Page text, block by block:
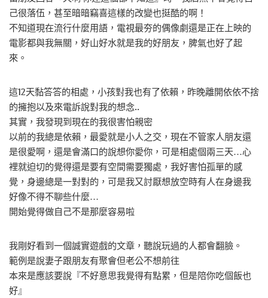
己很落伍，甚至暗暗竊喜這樣的改變也挺酷的啊！
不知道現在流行什麼用語，電視最夯的偶像劇還是正在上映的
電影都與我無關，好山好水就是我的好朋友，脾氣也好了起
來。
這12天黏答答的相處，小孩對我也有了依賴，昨晚離開依依不捨
的擁抱以及來電訴說對我的想念..
其實，我發現到現在的我很害怕親密
以前的我總是依賴，最愛就是小人之交，現在不管家人朋友還
是很愛啊，還是會滿口的說想你愛你，可是相處個兩三天…心
裡就迫切的覺得還是要有空間需要獨處，我好害怕孤單的感
覺，身邊總是一對對的，可是我又討厭想放空時有人在身邊我
好像不得不聊些什麼…
開始覺得做自己不是那麼容易啦
我剛好看到一個誠實遊戲的文章，聽說玩過的人都會翻臉。
範例是說妻子跟朋友有聚會但老公不想前往
本來是應該要說『不好意思我覺得有點累，但是陪你吃個飯也
好』